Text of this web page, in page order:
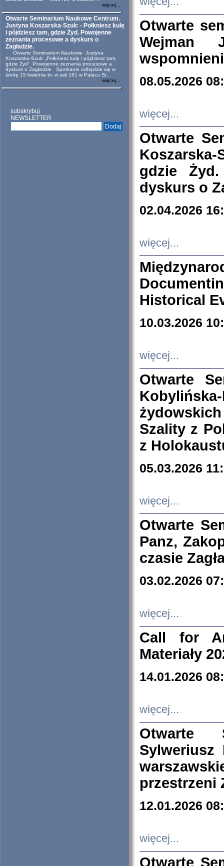
więcej...
Otwarte Seminarium Naukowe Centrum.
Justyna Koszarska-Szulc - Połkniesz kulę
i pójdziesz tam, gdzie Żyd. Powojenne
zeznania procesowe a dyskurs o
Zagładzie.
Otwarte Seminarium Naukowe Justyna
Koszarska-Szulc „Połkniesz kulę i pójdziesz tam,
gdzie Żyd”. Powojenne zeznania procesowe a
dyskurs o Zagładzie Spotkanie odbędzie się w
środę 15 kwietnia br. w sali 161 w Pałacu St...
więcej...
subskrybuj
NEWSLETTER
Otwarte
Wejman
08.05.2026
więcej...
Otwarte
Koszarska-
gdzie
dyskurs o
02.04.2026
więcej...
Historical
10.03.2026
więcej...
Otwarte
Szality z
z
05.03.2026
więcej...
Otwarte
Panz,
czasie
03.02.2026
więcej...
Call for
Materiały
14.01.2026
więcej...
Otwarte
Sylweriusz
przestrzeni
12.01.2026
więcej...
Otwarte